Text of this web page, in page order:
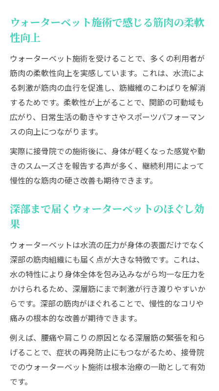
ウォーターベット施術で感じる筋肉の柔軟
性向上
ウォーターベット施術を受けることで、多くの利用者が
筋肉の柔軟性向上を実感しています。これは、水流によ
る刺激が筋肉の血行を促進し、筋繊維のこわばりを解消
するためです。柔軟性が上がることで、関節の可動域も
広がり、日常生活の動きやすさやスポーツパフォーマン
スの向上につながります。
実際に接骨院での施術後に、身体が軽くなった感覚や動
きのスムーズさを報告する声が多く、継続利用によって
慢性的な筋肉の硬さ改善も期待できます。
深部まで届くウォーターベットのほぐし効
果
ウォーターベットは水流の圧力が身体の表面だけでなく
深部の筋肉組織にも届く点が大きな特徴です。これは、
水の特性により身体全体を包み込みながら均一な圧力を
かけられるため、深層筋にまで刺激が行き渡りやすいか
らです。深部の筋肉がほぐれることで、慢性的なコリや
痛みの根本的な改善が期待できます。
例えば、腰痛や肩こりの原因となる深層筋の緊張を和ら
げることで、症状の再発防止にもつながるため、接骨院
でのウォーターベット施術は根本治療の一助として有効
です。